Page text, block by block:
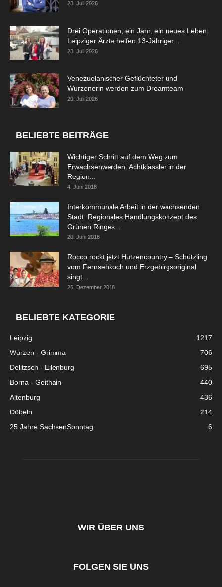
28. Juli 2026
Drei Operationen, ein Jahr, ein neues Leben:
Leipziger Ärzte helfen 13-Jähriger...
28. Juli 2026
Venezuelanischer Geflüchteter und
Wurzenerin werden zum Dreamteam
20. Juli 2026
BELIEBTE BEITRÄGE
Wichtiger Schritt auf dem Weg zum
Erwachsenwerden: Achtklässler in der
Region...
4. Juni 2018
Interkommunale Arbeit in der wachsenden
Stadt: Regionales Handlungskonzept des
Grünen Ringes...
20. Juni 2018
Rocco rockt jetzt Hutzencountry – Schützling
vom Fernsehkoch und Erzgebirgsoriginal
singt...
26. Dezember 2018
BELIEBTE KATEGORIE
Leipzig
1217
Wurzen - Grimma
706
Delitzsch - Eilenburg
695
Borna - Geithain
440
Altenburg
436
Döbeln
214
25 Jahre SachsenSonntag
6
WIR ÜBER UNS
FOLGEN SIE UNS